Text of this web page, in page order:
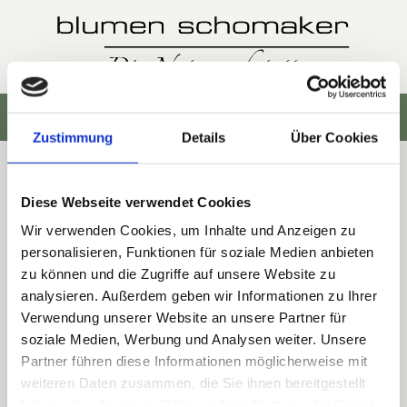
Zustimmung Details Über Cookies
Diese Webseite verwendet Cookies
Wir verwenden Cookies, um Inhalte und Anzeigen zu
personalisieren, Funktionen für soziale Medien anbieten
zu können und die Zugriffe auf unsere Website zu
analysieren. Außerdem geben wir Informationen zu Ihrer
Verwendung unserer Website an unsere Partner für
soziale Medien, Werbung und Analysen weiter. Unsere
Partner führen diese Informationen möglicherweise mit
weiteren Daten zusammen, die Sie ihnen bereitgestellt
Impressum
blumen schomaker Die Naturwerkstatt
Am Gasthaus Damm 13
49808 Lingen
 0591 - 1550
 naturwerkstatt@blumen-schomaker.de